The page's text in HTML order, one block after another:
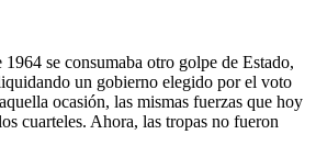
se consumaba otro golpe de Estado,
un gobierno elegido por el voto
ocasión, las mismas fuerzas que hoy
cuarteles. Ahora, las tropas no fueron